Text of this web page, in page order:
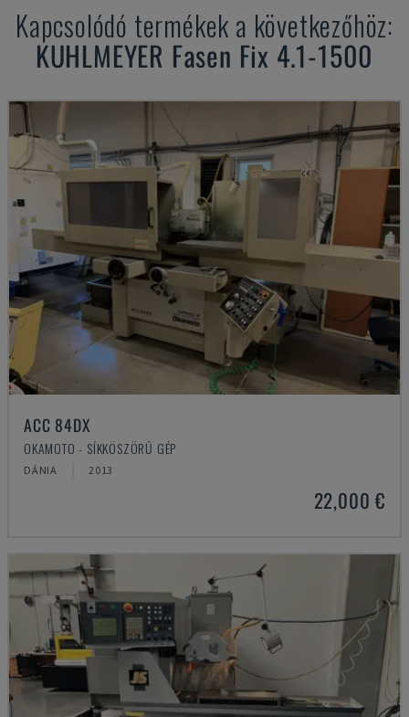
Kapcsolódó termékek a következőhöz:
KUHLMEYER Fasen Fix 4.1-1500
ACC 84DX
OKAMOTO - SÍKKÖSZÖRŰ GÉP
DÁNIA 2013
22,000 €